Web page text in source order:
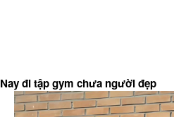
Nay đi tập gym chưa người đẹp